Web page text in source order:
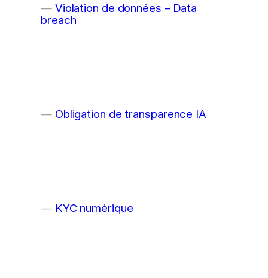
Violation de données – Data
breach
Obligation de transparence IA
KYC numérique